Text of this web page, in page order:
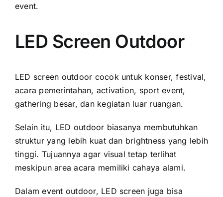
event.
LED Screen Outdoor
LED screen outdoor cocok untuk konser, festival,
acara pemerintahan, activation, sport event,
gathering besar, dan kegiatan luar ruangan.
Selain itu, LED outdoor biasanya membutuhkan
struktur yang lebih kuat dan brightness yang lebih
tinggi. Tujuannya agar visual tetap terlihat
meskipun area acara memiliki cahaya alami.
Dalam event outdoor, LED screen juga bisa